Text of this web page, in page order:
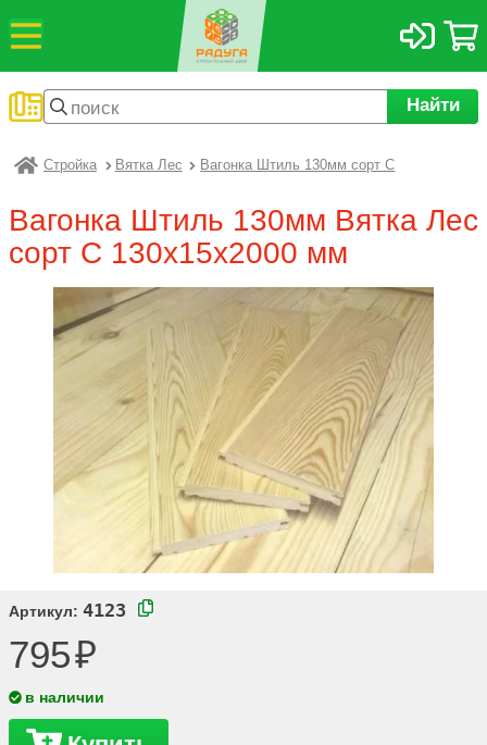
Найти
Радуга
Стройка Вятка Лес Вагонка Штиль 130мм сорт C
Вагонка Штиль 130мм Вятка Лес
сорт C 130х15х2000 мм
Артикул: 4123
795
в наличии